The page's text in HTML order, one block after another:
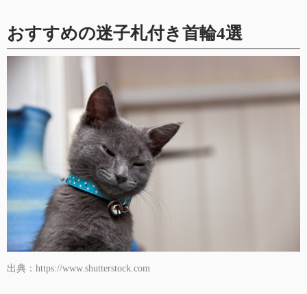
おすすめの迷子札付き首輪4選
出典：https://www.shutterstock.com